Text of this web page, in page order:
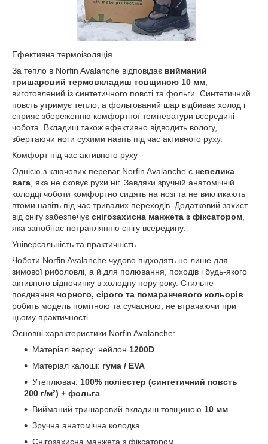
Ефективна термоізоляція
За тепло в Norfin Avalanche відповідає вийманий
тришаровий термовкладиш товщиною 10 мм
виготовлений із синтетичного повсті та фольги. Синтетичний
повсть утримує тепло, а фольгований шар відбиває холод і
сприяє збереженню комфортної температури всередині
чобота. Вкладиш також ефективно відводить вологу,
зберігаючи ноги сухими навіть під час активного руху.
Комфорт під час активного руху
Однією з ключових переваг Norfin Avalanche є невелика
вага , яка не сковує рухи ніг. Завдяки зручній анатомічній
колодці чоботи комфортно сидять на нозі та не викликають
втоми навіть під час тривалих переходів. Додатковий захист
від снігу забезпечує снігозахисна манжета з фіксатором
яка запобігає потраплянню снігу всередину.
Універсальність та практичність
Чоботи Norfin Avalanche чудово підходять не лише для
зимової риболовлі, а й для полювання, походів і будь-якого
активного відпочинку в холодну пору року. Стильне
поєднання чорного, сірого та помаранчевого кольорів
робить модель помітною та сучасною, не втрачаючи при
цьому практичності.
Основні характеристики Norfin Avalanche:
Матеріал верху: нейлон 1200D
Матеріал калоші: гума / EVA
Утеплювач: 100% поліестер (синтетичний повсть
200 г/м²) + фольга
Вийманий тришаровий вкладиш товщиною 10 мм
Зручна анатомічна колодка
Снігозахисна манжета з фіксатором